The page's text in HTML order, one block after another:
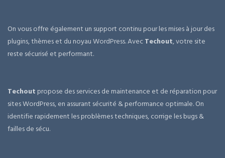
On vous offre également un support continu pour les mises à jour des
plugins, thèmes et du noyau WordPress. AvecTechout, votre site
reste sécurisé et performant.
Techout propose des services de maintenance et de réparation pour
sites WordPress, en assurant sécurité & performance optimale. On
identifie rapidement les problèmes techniques, corrige les bugs &
failles de sécu.